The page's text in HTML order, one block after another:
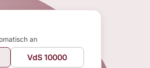
an
VdS 10000